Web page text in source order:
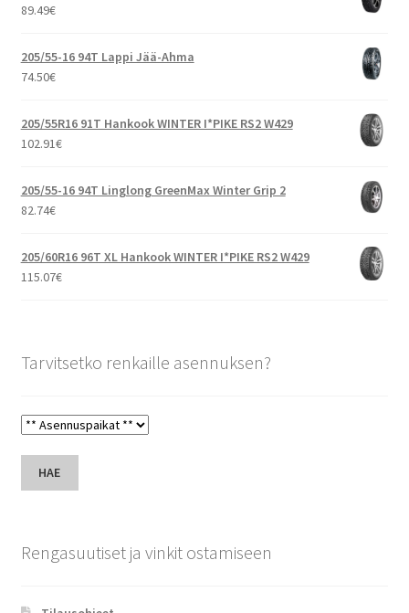
89.49€
205/55-16 94T Lappi Jää-Ahma
74.50€
205/55R16 91T Hankook WINTER I*PIKE RS2 W429
102.91€
205/55-16 94T Linglong GreenMax Winter Grip 2
82.74€
205/60R16 96T XL Hankook WINTER I*PIKE RS2 W429
115.07€
Tarvitsetko renkaille asennuksen?
HAE
Rengasuutiset ja vinkit ostamiseen